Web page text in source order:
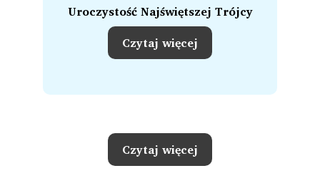
Uroczystość Najświętszej Trójcy
Czytaj więcej
Czytaj więcej